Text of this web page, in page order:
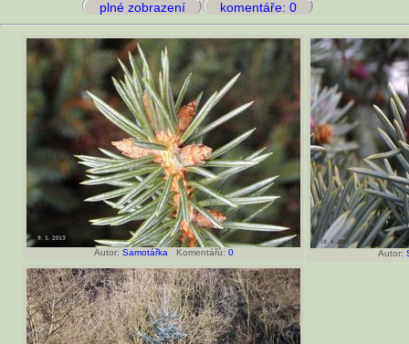
plné zobrazení komentáře: 0
Autor: Samotářka Komentářů: 0 Autor: